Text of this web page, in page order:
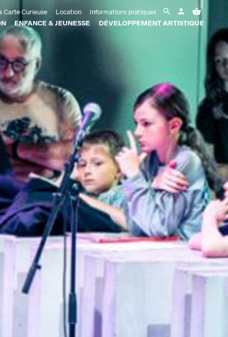
Carte Curieuse Location
Informations pratiques
ENFANCE & JEUNESSE DÉVELOPPEMENT ARTISTIQUE